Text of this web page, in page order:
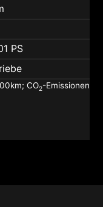
PS
; CO2-Emissionen